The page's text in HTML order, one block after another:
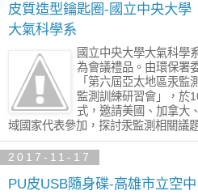
皮質造型鑰匙圈-國立中央大學
大氣科學系
國立中央大學大氣科學
為會議禮品。由環保署
「第六屆亞太地區汞
監測訓練研習會」，於
式，邀請美國、加拿大
域國家代表參加，探討汞監測相關議
2017-11-17
PU皮USB隨身碟-高雄市立空中